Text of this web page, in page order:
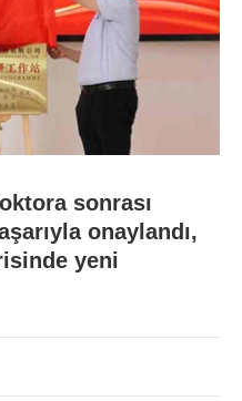
sonrası
onaylandı,
yeni